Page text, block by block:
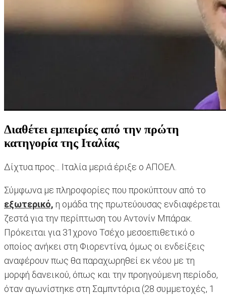
Διαθέτει εμπειρίες από την πρώτη
κατηγορία της Ιταλίας
Δίχτυα προς... Ιταλία μεριά έριξε ο ΑΠΟΕΛ.
Σύμφωνα με πληροφορίες που προκύπτουν από το
εξωτερικό, η ομάδα της πρωτεύουσας ενδιαφέρεται
ζεστά για την περίπτωση του Αντονίν Μπάρακ.
Πρόκειται για 31χρονο Τσέχο μεσοεπιθετικό ο
οποίος ανήκει στη Φιορεντίνα, όμως οι ενδείξεις
αναφέρουν πως θα παραχωρηθεί εκ νέου με τη
μορφή δανεικού, όπως και την προηγούμενη περίοδο,
όταν αγωνίστηκε στη Σαμπντόρια (28 συμμετοχές, 1